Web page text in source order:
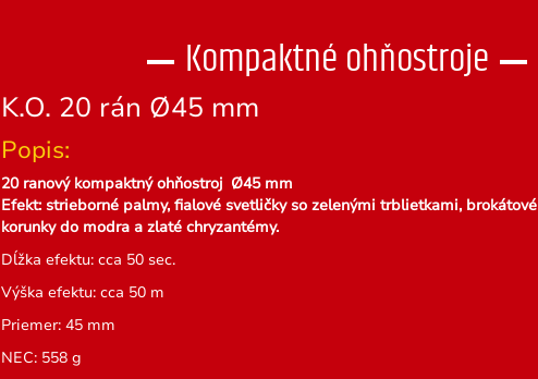
Kompaktné ohňostroje
K.O. 20 rán Ø45 mm
Popis:
20 ranový kompaktný ohňostroj Ø45 mm
Efekt: strieborné palmy, fialové svetličky so zelenými trblietkami, brokátové
korunky do modra a zlaté chryzantémy.
Dĺžka efektu: cca 50 sec.
Výška efektu: cca 50 m
Priemer: 45 mm
NEC: 558 g